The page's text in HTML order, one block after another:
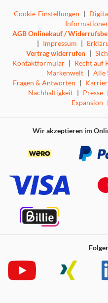
Cookie-Einstellungen |
AGB Onlinekauf /
| Impressum |
Vertrag widerrufen |
Kontaktformular | Recht auf
Markenwelt | Alle
Fragen & Antworten |
Nachhaltigkeit | Presse |
Expansion |
Wir akzeptieren im